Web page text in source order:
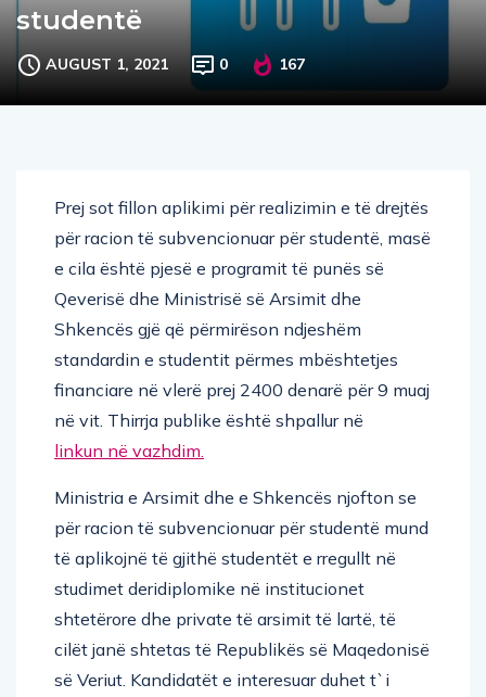
studentë
AUGUST 1, 2021 0 167
Prej sot fillon aplikimi për realizimin e të drejtës
për racion të subvencionuar për studentë, masë
e cila është pjesë e programit të punës së
Qeverisë dhe Ministrisë së Arsimit dhe
Shkencës gjë që përmirëson ndjeshëm
standardin e studentit përmes mbështetjes
financiare në vlerë prej 2400 denarë për 9 muaj
në vit. Thirrja publike është shpallur në
linkun në vazhdim.
Ministria e Arsimit dhe e Shkencës njofton se
për racion të subvencionuar për studentë mund
të aplikojnë të gjithë studentët e rregullt në
studimet deridiplomike në institucionet
shtetërore dhe private të arsimit të lartë, të
cilët janë shtetas të Republikës së Maqedonisë
së Veriut. Kandidatët e interesuar duhet t`i